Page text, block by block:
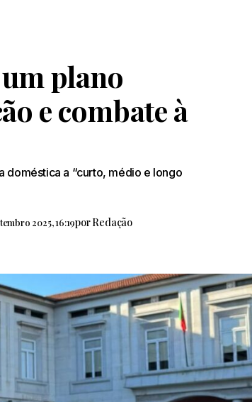
plano
e combate à
doméstica a “curto, médio e longo
2025, 16:19porRedação